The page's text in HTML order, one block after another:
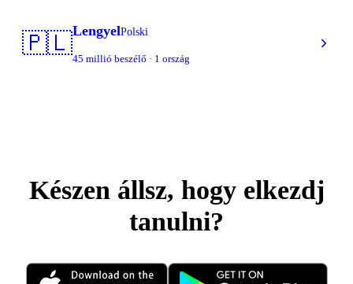
🇵🇱LengyelPolski
45 millió beszélő · 1 ország
Készen állsz, hogy elkezdj
tanulni?